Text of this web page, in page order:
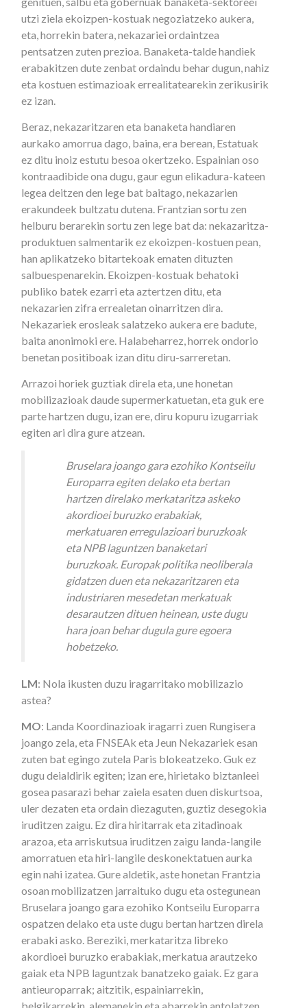
utzi ziela ekoizpen-kostuak negoziatzeko aukera,
eta, horrekin batera, nekazariei ordaintzea
pentsatzen zuten prezioa. Banaketa-talde handiek
erabakitzen dute zenbat ordaindu behar dugun, nahiz
eta kostuen estimazioak errealitatearekin zerikusirik
ez izan.
Beraz, nekazaritzaren eta banaketa handiaren
aurkako amorrua dago, baina, era berean, Estatuak
ez ditu inoiz estutu besoa okertzeko. Espainian oso
kontraadibide ona dugu, gaur egun elikadura-kateen
legea deitzen den lege bat baitago, nekazarien
erakundeek bultzatu dutena. Frantzian sortu zen
helburu berarekin sortu zen lege bat da: nekazaritza-
produktuen salmentarik ez ekoizpen-kostuen pean,
han aplikatzeko bitartekoak ematen dituzten
salbuespenarekin. Ekoizpen-kostuak behatoki
publiko batek ezarri eta aztertzen ditu, eta
nekazarien zifra errealetan oinarritzen dira.
Nekazariek erosleak salatzeko aukera ere badute,
baita anonimoki ere. Halabeharrez, horrek ondorio
benetan positiboak izan ditu diru-sarreretan.
Arrazoi horiek guztiak direla eta, une honetan
mobilizazioak daude supermerkatuetan, eta guk ere
parte hartzen dugu, izan ere, diru kopuru izugarriak
egiten ari dira gure atzean.
Bruselara joango gara ezohiko Kontseilu
Europarra egiten delako eta bertan
hartzen direlako merkataritza askeko
akordioei buruzko erabakiak,
merkatuaren erregulazioari buruzkoak
eta NPB laguntzen banaketari
buruzkoak. Europak politika neoliberala
gidatzen duen eta nekazaritzaren eta
industriaren mesedetan merkatuak
desarautzen dituen heinean, uste dugu
hara joan behar dugula gure egoera
hobetzeko.
LM: Nola ikusten duzu iragarritako mobilizazio
astea?
MO: Landa Koordinazioak iragarri zuen Rungisera
joango zela, eta FNSEAk eta Jeun Nekazariek esan
zuten bat egingo zutela Paris blokeatzeko. Guk ez
dugu deialdirik egiten; izan ere, hirietako biztanleei
gosea pasarazi behar zaiela esaten duen diskurtsoa,
uler dezaten eta ordain diezaguten, guztiz desegokia
iruditzen zaigu. Ez dira hiritarrak eta zitadinoak
arazoa, eta arriskutsua iruditzen zaigu landa-langile
amorratuen eta hiri-langile deskonektatuen aurka
egin nahi izatea. Gure aldetik, aste honetan Frantzia
osoan mobilizatzen jarraituko dugu eta ostegunean
Bruselara joango gara ezohiko Kontseilu Europarra
ospatzen delako eta uste dugu bertan hartzen direla
erabaki asko. Bereziki, merkataritza libreko
akordioei buruzko erabakiak, merkatua arautzeko
gaiak eta NPB laguntzak banatzeko gaiak. Ez gara
antieuroparrak; aitzitik, espainiarrekin,